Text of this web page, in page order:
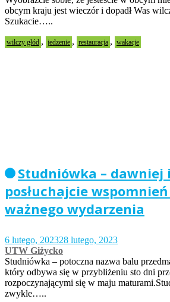
obcym kraju jest wieczór i dopadł Was
Szukacie…..
wilczy głód , jedzenie , restauracja , wakacje
Studniówka – dawniej
posłuchajcie
ważnego wydarzenia
6 lutego, 202328 lutego, 2023
UTW Giżycko
Studniówka – potoczna nazwa balu
który odbywa się w przybliżeniu sto dni
rozpoczynającymi się w maju
zwykle…..